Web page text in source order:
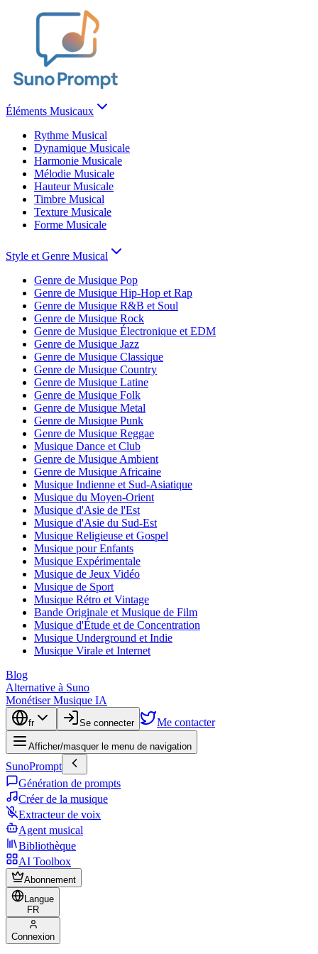
Éléments Musicaux
Rythme Musical
Dynamique Musicale
Harmonie Musicale
Mélodie Musicale
Hauteur Musicale
Timbre Musical
Texture Musicale
Forme Musicale
Style et Genre Musical
Genre de Musique Pop
Genre de Musique Hip-Hop et Rap
Genre de Musique R&B et Soul
Genre de Musique Rock
Genre de Musique Électronique et EDM
Genre de Musique Jazz
Genre de Musique Classique
Genre de Musique Country
Genre de Musique Latine
Genre de Musique Folk
Genre de Musique Metal
Genre de Musique Punk
Genre de Musique Reggae
Musique Dance et Club
Genre de Musique Ambient
Genre de Musique Africaine
Musique Indienne et Sud-Asiatique
Musique du Moyen-Orient
Musique d'Asie de l'Est
Musique d'Asie du Sud-Est
Musique Religieuse et Gospel
Musique pour Enfants
Musique Expérimentale
Musique de Jeux Vidéo
Musique de Sport
Musique Rétro et Vintage
Bande Originale et Musique de Film
Musique d'Étude et de Concentration
Musique Underground et Indie
Musique Virale et Internet
Blog
Alternative à Suno
Monétiser Musique IA
fr Se connecter Me contacter
Afficher/masquer le menu de navigation
SunoPrompt
Génération de prompts
Créer de la musique
Extracteur de voix
Agent musical
Bibliothèque
AI Toolbox
Abonnement
Langue
FR
Connexion